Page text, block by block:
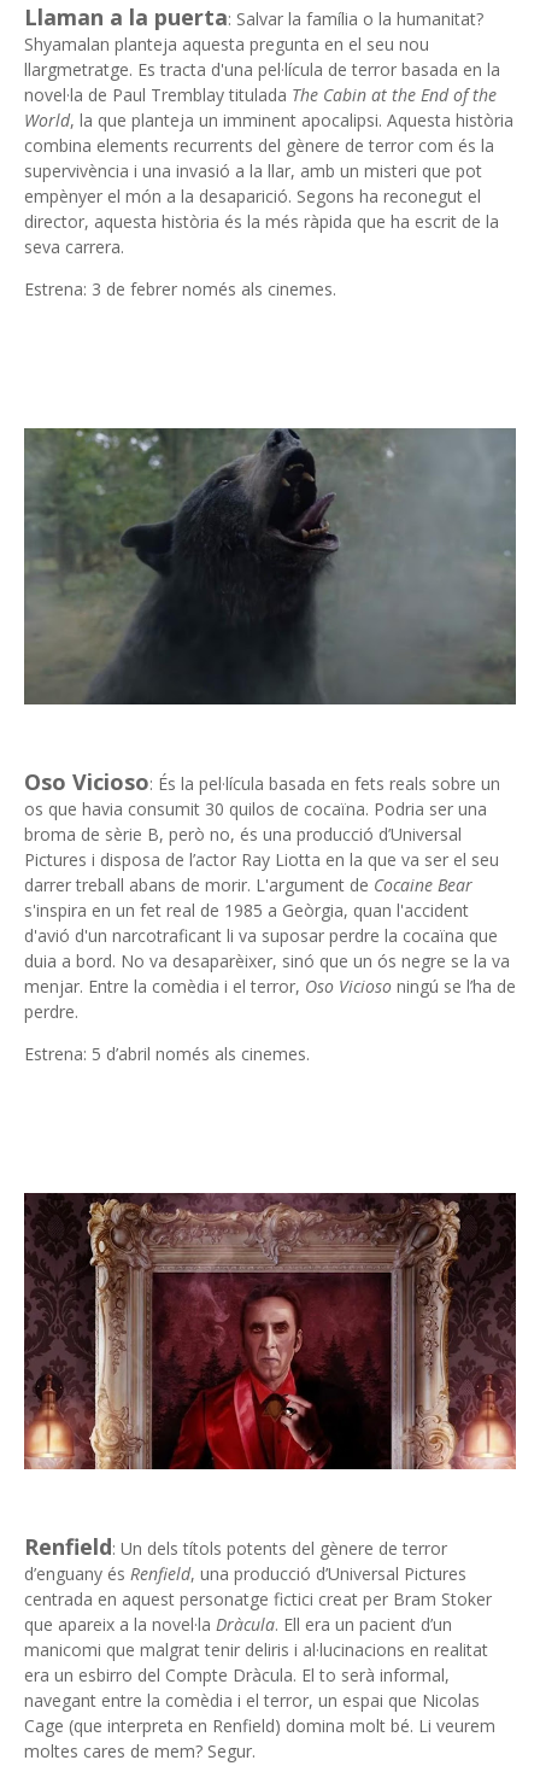
Llaman a la puerta: Salvar la família o la humanitat?
Shyamalan planteja aquesta pregunta en el seu nou
llargmetratge. Es tracta d'una pel·lícula de terror basada en la
novel·la de Paul Tremblay titulada The Cabin at the End of the
World, la que planteja un imminent apocalipsi. Aquesta història
combina elements recurrents del gènere de terror com és la
supervivència i una invasió a la llar, amb un misteri que pot
empènyer el món a la desaparició. Segons ha reconegut el
director, aquesta història és la més ràpida que ha escrit de la
seva carrera.
Estrena: 3 de febrer només als cinemes.
Oso Vicioso: És la pel·lícula basada en fets reals sobre un
os que havia consumit 30 quilos de cocaïna. Podria ser una
broma de sèrie B, però no, és una producció d’Universal
Pictures i disposa de l’actor Ray Liotta en la que va ser el seu
darrer treball abans de morir. L'argument de Cocaine Bear
s'inspira en un fet real de 1985 a Geòrgia, quan l'accident
d'avió d'un narcotraficant li va suposar perdre la cocaïna que
duia a bord. No va desaparèixer, sinó que un ós negre se la va
menjar. Entre la comèdia i el terror, Oso Vicioso ningú se l’ha de
perdre.
Estrena: 5 d’abril només als cinemes.
Renfield: Un dels títols potents del gènere de terror
d’enguany és Renfield, una producció d’Universal Pictures
centrada en aquest personatge fictici creat per Bram Stoker
que apareix a la novel·la Dràcula. Ell era un pacient d’un
manicomi que malgrat tenir deliris i al·lucinacions en realitat
era un esbirro del Compte Dràcula. El to serà informal,
navegant entre la comèdia i el terror, un espai que Nicolas
Cage (que interpreta en Renfield) domina molt bé. Li veurem
moltes cares de mem? Segur.